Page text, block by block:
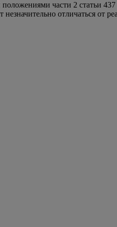
положениями части 2 статьи
отличаться от